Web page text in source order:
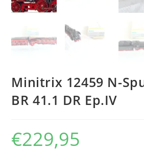
Minitrix 12459 N-
BR 41.1 DR Ep.IV
€229,95